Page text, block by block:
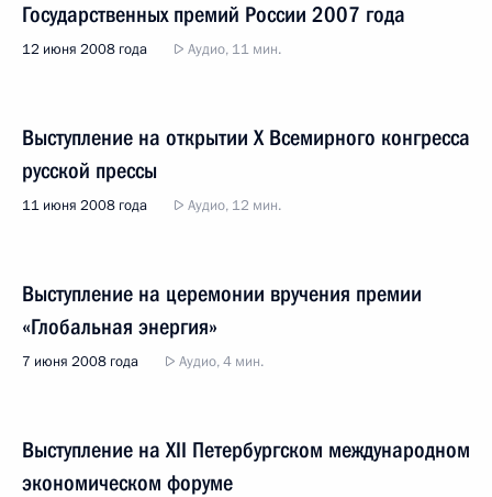
Государственных премий России 2007 года
12 июня 2008 года Аудио, 11 мин.
Выступление на открытии X Всемирного конгресса
русской прессы
11 июня 2008 года Аудио, 12 мин.
Выступление на церемонии вручения премии
«Глобальная энергия»
7 июня 2008 года Аудио, 4 мин.
Выступление на XII Петербургском международном
экономическом форуме